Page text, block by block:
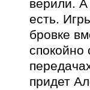
есть.
бровке
придет